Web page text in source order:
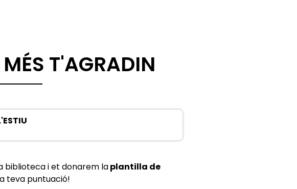
MÉS T'AGRADIN
biblioteca i et donarem laplantilla de
teva puntuació!